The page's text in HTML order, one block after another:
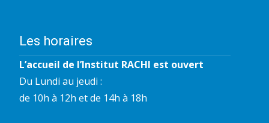
Les horaires
L’accueil de l’Institut RACHI est ouvert
Du Lundi au jeudi :
de 10h à 12h et de 14h à 18h